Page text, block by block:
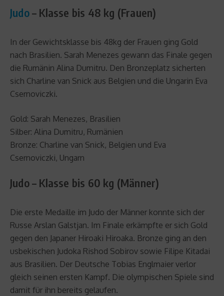
Judo– Klasse bis 48 kg (Frauen)
In der Gewichtsklasse bis 48kg der Frauen ging Gold
nach Brasilien. Sarah Menezes gewann das Finale gegen
die Rumänin Alina Dumitru. Den Bronzeplatz sicherten
sich Charline van Snick aus Belgien und die Ungarin Eva
Csernoviczki.
Gold: Sarah Menezes, Brasilien
Silber: Alina Dumitru, Rumänien
Bronze: Charline van Snick, Belgien und Eva
Csernoviczki, Ungarn
Judo – Klasse bis 60 kg (Männer)
Die erste Medaille im Judo der Männer konnte sich der
Russe Arslan Galstjan. Im Finale erkämpfte er sich Gold
gegen den Japaner Hiroaki Hiroaka. Bronze ging an den
usbekischen Judoka Rishod Sobirov sowie Filipe Kitadai
aus Brasilien. Der Deutsche Tobias Englmaier verlor
gleich seinen ersten Kampf. Die olympischen Spiele sind
damit für ihn bereits gelaufen.